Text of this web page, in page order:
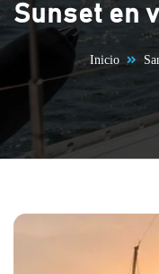
Sunset en
Inicio